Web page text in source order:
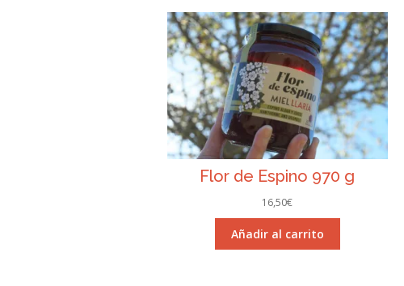
Flor de Espino 970 g
16,50€
Añadir al carrito